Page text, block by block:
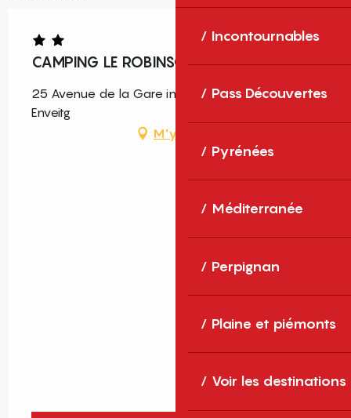
Incontournables
Pass Découvertes
Pyrénées
Méditerranée
Perpignan
Plaine et piémonts
Voir les destinations
CAMPING LE ROBINSON
25 Avenue de la Gare internationale, 66760
Enveitg
M'y rendre